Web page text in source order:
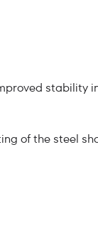
stability
of the steel